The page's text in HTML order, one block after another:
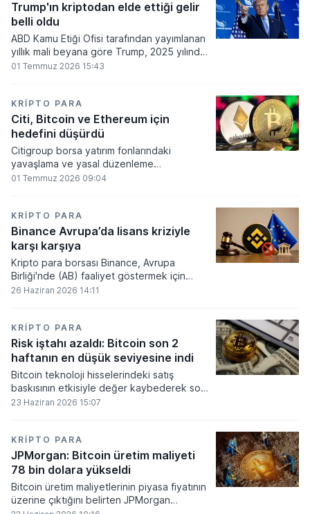
Trump'ın kriptodan elde ettiği gelir
belli oldu
ABD Kamu Etiği Ofisi tarafından yayımlanan
yıllık mali beyana göre Trump, 2025 yılında
kripto para ve memecoin faaliyetlerinden
01 Temmuz 2026 15:43
KRIPTO PARA
Citi, Bitcoin ve Ethereum için
hedefini düşürdü
Citigroup borsa yatırım fonlarındaki
yavaşlama ve yasal düzenleme
beklentilerinin zayıflaması üzerine kripto
01 Temmuz 2026 09:04
KRIPTO PARA
Binance Avrupa’da lisans kriziyle
karşı karşıya
Kripto para borsası Binance, Avrupa
Birliği'nde (AB) faaliyet göstermek için
gerekli düzenleyici onayları alamadı.
26 Haziran 2026 14:11
KRIPTO PARA
Risk iştahı azaldı: Bitcoin son 2
haftanın en düşük seviyesine indi
Bitcoin teknoloji hisselerindeki satış
baskısının etkisiyle değer kaybederek son
iki haftanın en düşük seviyesini gördü.
23 Haziran 2026 15:07
KRIPTO PARA
JPMorgan: Bitcoin üretim maliyeti
78 bin dolara yükseldi
Bitcoin üretim maliyetlerinin piyasa fiyatının
üzerine çıktığını belirten JPMorgan